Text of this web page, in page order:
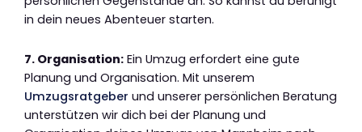
in dein neues Abenteuer starten.
7. Organisation: Ein Umzug erfordert eine gute
Planung und Organisation. Mit unserem
Umzugsratgeber und unserer persönlichen Beratung
unterstützen wir dich bei der Planung und